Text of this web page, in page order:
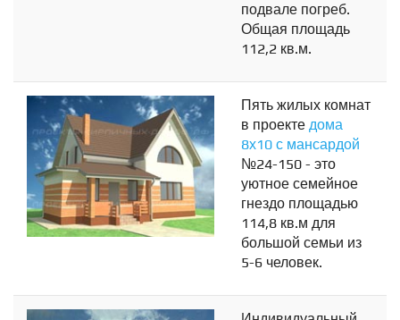
подвале погреб.
Общая площадь
112,2 кв.м.
Пять жилых комнат
в проекте дома
8х10 с мансардой
№24-150 - это
уютное семейное
гнездо площадью
114,8 кв.м для
большой семьи из
5-6 человек.